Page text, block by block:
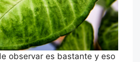
observar es bastante y eso